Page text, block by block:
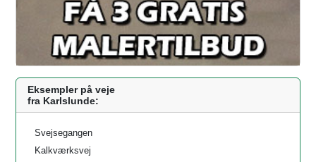
Eksempler på veje
fra Karlslunde:
Svejsegangen
Kalkværksvej